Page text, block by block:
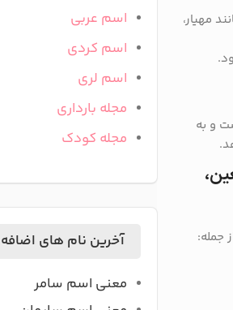
مهیار،
و به
جمله:
اسم عربی
اسم کردی
اسم لری
مجله بارداری
مجله کودک
آخرین نام های
معنی اسم سامر